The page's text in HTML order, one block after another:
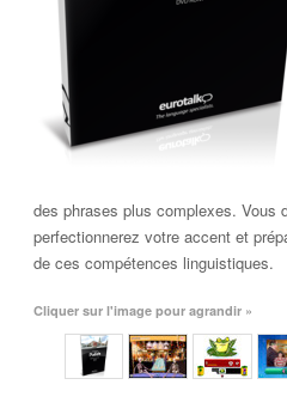
des phrases plus complexes. Vous
perfectionnerez votre accent et
de ces compétences linguistiques.
Cliquer sur l'image pour agrandir »